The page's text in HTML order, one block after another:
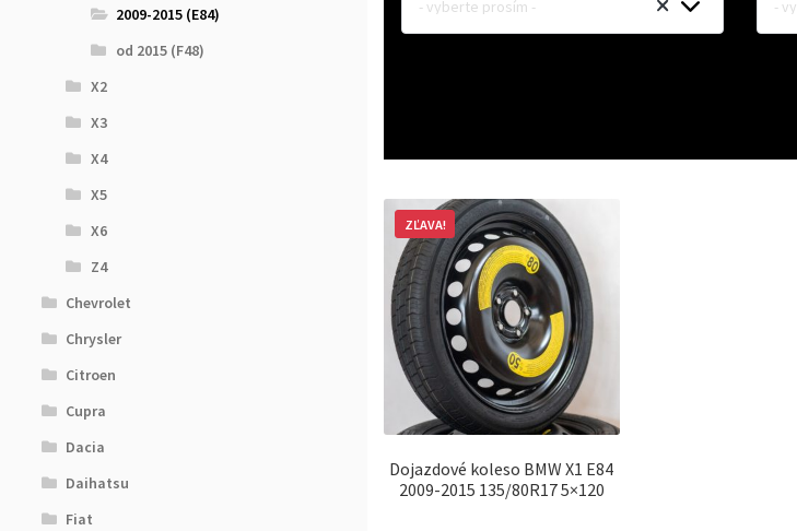
2009-2015 (E84)
od 2015 (F48)
X2
X3
X4
X5
X6
Z4
Chevrolet
Chrysler
Citroen
Cupra
Dacia
Daihatsu
Fiat
- vyberte prosím - -
Dojazdové koleso BMW X1 E84
2009-2015 135/80R17 5×120
ZĽAVA!